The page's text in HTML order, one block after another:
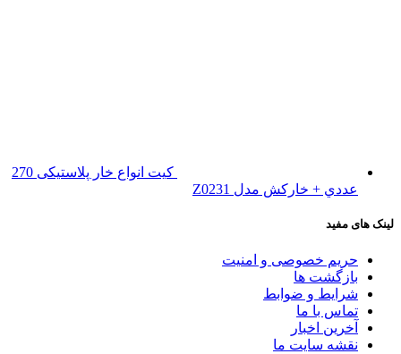
کیت انواع خار پلاستیکی 270
عددي + خارکش مدل Z0231
لینک های مفید
حریم خصوصی و امنیت
بازگشت ها
شرایط و ضوابط
تماس با ما
آخرین اخبار
نقشه سایت ما